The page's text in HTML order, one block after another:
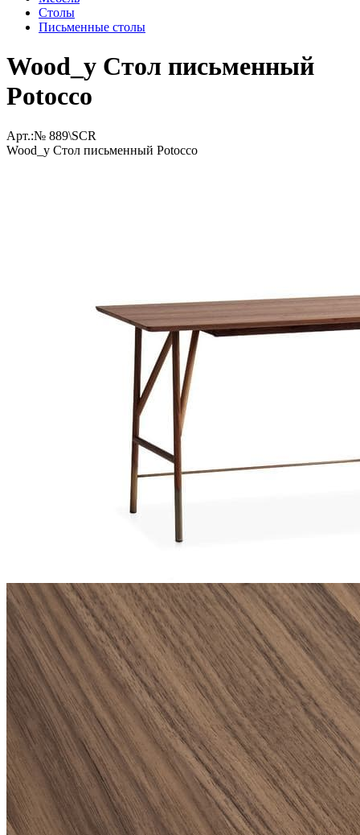
Столы
Письменные столы
Wood_y Стол письменный
Potocco
Арт.:№ 889\SCR
Wood_y Стол письменный Potocco